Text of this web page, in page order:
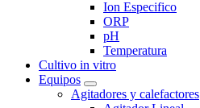
Ion Especifico
ORP
pH
Temperatura
Cultivo in vitro
Equipos
Agitadores y calefactores